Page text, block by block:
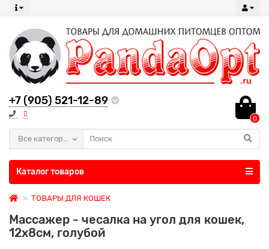
+7 (905) 521-12-89
0
Все категории
Каталог товаров
ТОВАРЫ ДЛЯ КОШЕК
Массажер - чесалка на угол для кошек,
12x8см, голубой